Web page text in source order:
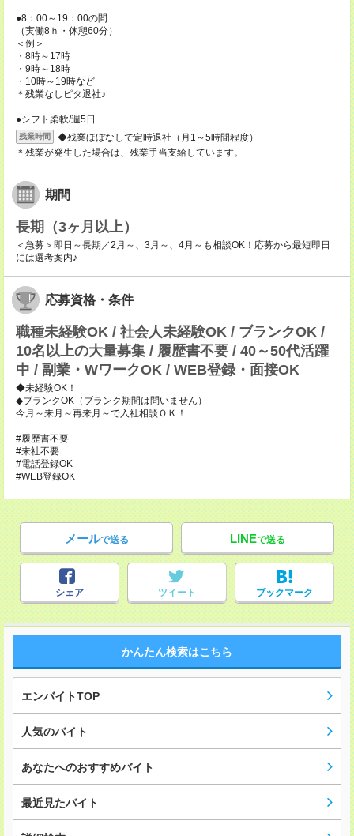
●8：00～19：00の間
（実働8ｈ・休憩60分）
＜例＞
・8時～17時
・9時～18時
・10時～19時など
＊残業なしピタ退社♪
●シフト柔軟/週5日
残業時間
◆残業ほぼなしで定時退社（月1～5時間程度）
＊残業が発生した場合は、残業手当支給しています。
期間
長期（3ヶ月以上）
＜急募＞即日～長期／2月～、3月～、4月～も相談OK！応募から最短即日
には選考案内♪
応募資格・条件
職種未経験OK / 社会人未経験OK / ブランクOK /
10名以上の大量募集 / 履歴書不要 / 40～50代活躍
中 / 副業・WワークOK / WEB登録・面接OK
◆未経験OK！
◆ブランクOK（ブランク期間は問いません）
今月～来月～再来月～で入社相談ＯＫ！
#履歴書不要
#来社不要
#電話登録OK
#WEB登録OK
メールで送る LINEで送る
シェア ツイート ブックマーク
かんたん検索はこちら
エンバイトTOP
人気のバイト
あなたへのおすすめバイト
最近見たバイト